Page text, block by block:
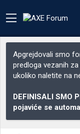
Apgrejdovali smo
predloga vezanih
ukoliko naletite na
DEFINISALI SMO
pojaviće se